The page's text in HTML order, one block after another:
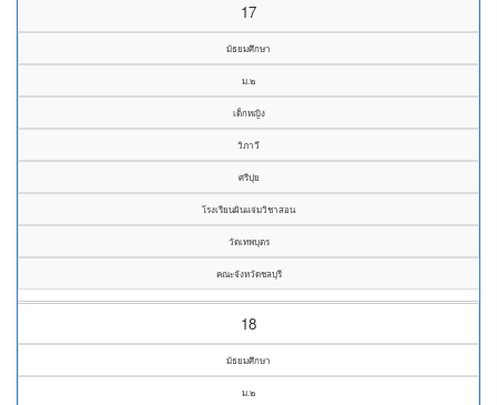
17
มัธยมศึกษา
ม.๒
เด็กหญิง
วิภาวี
ศรีปุย
โรงเรียนผินแจ่มวิชาสอน
วัดเทพบุตร
คณะจังหวัดชลบุรี
18
มัธยมศึกษา
ม.๒